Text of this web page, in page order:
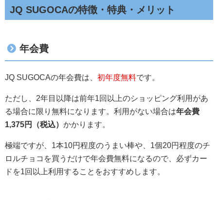
JQ SUGOCAの特徴・特典・メリット
年会費
JQ SUGOCAの年会費は、 初年度無料です。
ただし、2年目以降は前年1回以上のショッピング利用があ
る場合に限り無料になります。利用がない場合は年会費
1,375円（税込） かかります。
極端ですが、1本10円程度のうまい棒や、1個20円程度のチ
ロルチョコを買うだけで年会費無料になるので、必ずカー
ドを1回以上利用することをおすすめします。